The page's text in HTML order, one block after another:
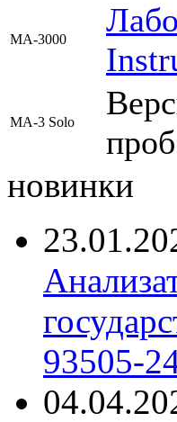
MA-3000
MA-3 Solo
новинки
93505-